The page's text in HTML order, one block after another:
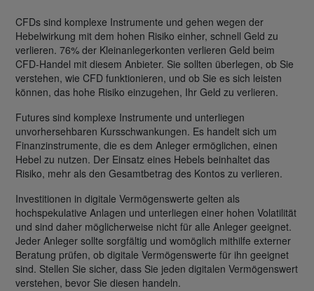
CFDs sind komplexe Instrumente und gehen wegen der
Hebelwirkung mit dem hohen Risiko einher, schnell Geld zu
verlieren. 76% der Kleinanlegerkonten verlieren Geld beim
CFD-Handel mit diesem Anbieter. Sie sollten überlegen, ob Sie
verstehen, wie CFD funktionieren, und ob Sie es sich leisten
können, das hohe Risiko einzugehen, Ihr Geld zu verlieren.
Futures sind komplexe Instrumente und unterliegen
unvorhersehbaren Kursschwankungen. Es handelt sich um
Finanzinstrumente, die es dem Anleger ermöglichen, einen
Hebel zu nutzen. Der Einsatz eines Hebels beinhaltet das
Risiko, mehr als den Gesamtbetrag des Kontos zu verlieren.
Investitionen in digitale Vermögenswerte gelten als
hochspekulative Anlagen und unterliegen einer hohen Volatilität
und sind daher möglicherweise nicht für alle Anleger geeignet.
Jeder Anleger sollte sorgfältig und womöglich mithilfe externer
Beratung prüfen, ob digitale Vermögenswerte für ihn geeignet
sind. Stellen Sie sicher, dass Sie jeden digitalen Vermögenswert
verstehen, bevor Sie diesen handeln.